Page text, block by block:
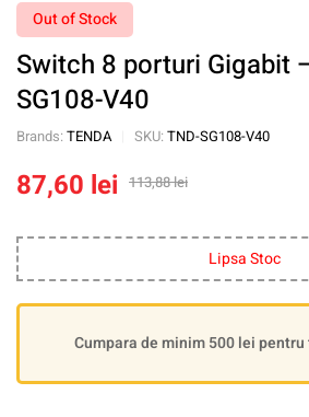
Out of Stock
Switch 8 porturi Gigabit
SG108-V40
Brands: TENDA SKU: TND-SG108-V40
113,88lei
87,60 lei
Lipsa Stoc
Cumpara de minim 500 lei